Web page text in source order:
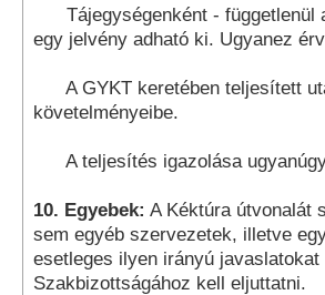
Tájegységenként - függetlenül
egy jelvény adható ki. Ugyanez
A GYKT keretében teljesített
követelményeibe.
A teljesítés igazolása
10. Egyebek: A Kéktúra útvonalát
sem egyéb szervezetek, illetve
esetleges ilyen irányú
Szakbizottságához kell eljuttatni.